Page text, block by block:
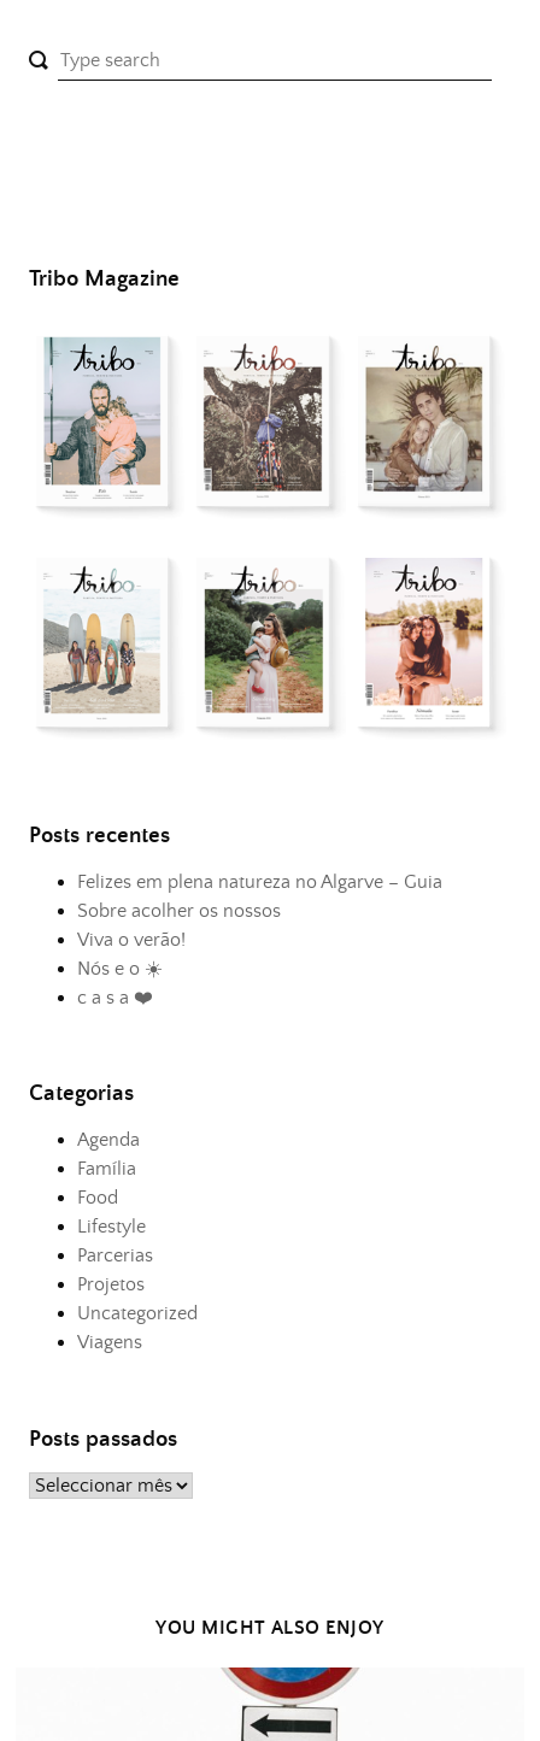
Tribo Magazine
Posts recentes
Felizes em plena natureza no Algarve – Guia
Sobre acolher os nossos
Viva o verão!
Nós e o ☀️
c a s a ❤️
Categorias
Agenda
Família
Food
Lifestyle
Parcerias
Projetos
Uncategorized
Viagens
Posts passados
Posts
YOU MIGHT ALSO ENJOY